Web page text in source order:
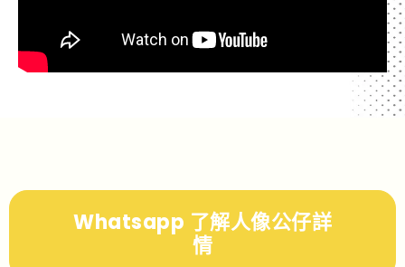
Whatsapp 了解人像公仔詳
情